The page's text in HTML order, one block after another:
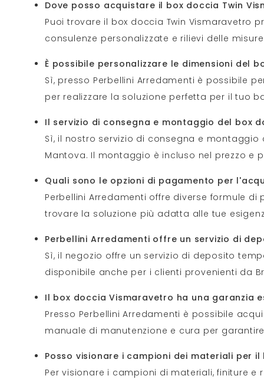
Dove posso acquistare il box doccia Twin
Puoi trovare il box doccia Twin Vismaravetro
consulenze personalizzate e rilievi delle
È possibile personalizzare le dimensioni del
Sì, presso Perbellini Arredamenti è possibile
per realizzare la soluzione perfetta per il tuo
Il servizio di consegna e montaggio del box
Sì, il nostro servizio di consegna e
Mantova. Il montaggio è incluso nel prezzo e
Quali sono le opzioni di pagamento per
Perbellini Arredamenti offre diverse formule
trovare la soluzione più adatta alle tue
Perbellini Arredamenti offre un servizio di
Sì, il negozio offre un servizio di deposito
disponibile anche per i clienti provenienti da
Il box doccia Vismaravetro ha una garanzia
Presso Perbellini Arredamenti è possibile
manuale di manutenzione e cura per
Posso visionare i campioni dei materiali per
Per visionare i campioni di materiali, finiture